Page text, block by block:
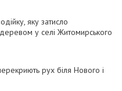
яку затисло
деревом у селі Житомирського
рух біля Нового і